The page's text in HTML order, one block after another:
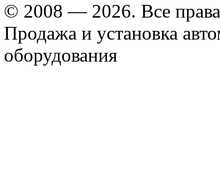
© 2008 — 2026. Все
Продажа и установка
оборудования